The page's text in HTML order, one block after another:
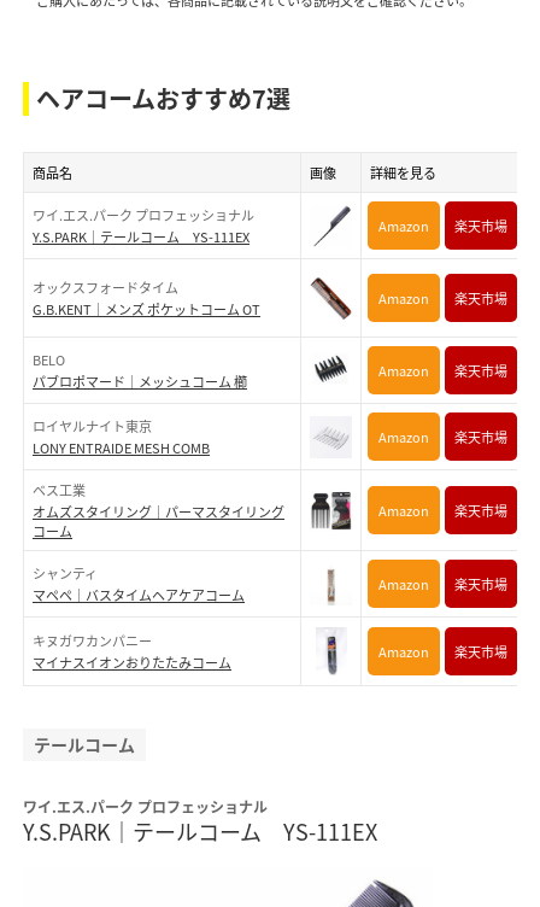
ヘアコームおすすめ7選
商品名 画像 詳細を見る
ワイ.エス.パーク プロフェッショナル
Y.S.PARK｜テールコーム YS-111EX
Amazon 楽天市場
オックスフォードタイム
G.B.KENT｜メンズ ポケットコーム OT
Amazon 楽天市場
BELO
パブロポマード｜メッシュコーム 櫛
Amazon 楽天市場
ロイヤルナイト東京
LONY ENTRAIDE MESH COMB
Amazon 楽天市場
ベス工業
オムズスタイリング｜パーマスタイリング
コーム
Amazon 楽天市場
シャンティ
マペペ｜バスタイムヘアケアコーム
Amazon 楽天市場
キヌガワカンパニー
マイナスイオンおりたたみコーム
Amazon 楽天市場
テールコーム
ワイ.エス.パーク プロフェッショナル
Y.S.PARK｜テールコーム YS-111EX